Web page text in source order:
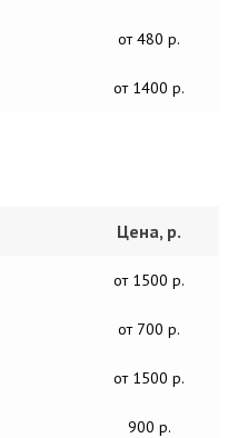
от 480 р.
от 1400 р.
Цена, р.
от 1500 р.
от 700 р.
от 1500 р.
900 р.